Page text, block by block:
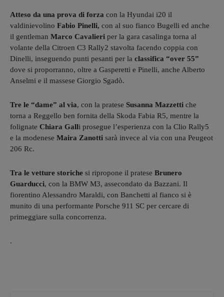
Atteso da una prova di forza con la Hyundai i20 il
valdinievolino Fabio Pinelli, con al suo fianco Bugelli ed anche
il gentleman Marco Cavalieri per la gara casalinga torna al
volante della Citroen C3 Rally2 stavolta facendo coppia con
Dinelli, inseguendo punti pesanti per la classifica “over 55”
dove si proporranno, oltre a Gasperetti e Pinelli, anche Alberto
Anselmi e il massese Giorgio Sgadò.
Tre le “dame” al via, con la pratese Susanna Mazzetti che
torna a Reggello ben fornita della Skoda Fabia R5, mentre la
folignate Chiara Galli prosegue l’esperienza con la Clio Rally5
e la modenese Maira Zanotti sarà invece al via con una Peugeot
206 Rc.
Tra le vetture storiche si ripropone il pratese Brunero
Guarducci, con la BMW M3, assecondato da Bazzani. Il
fiorentino Alessandro Maraldi, con Banchetti al fianco si è
munito di una performante Porsche 911 SC per cercare di
primeggiare sulla concorrenza.
.